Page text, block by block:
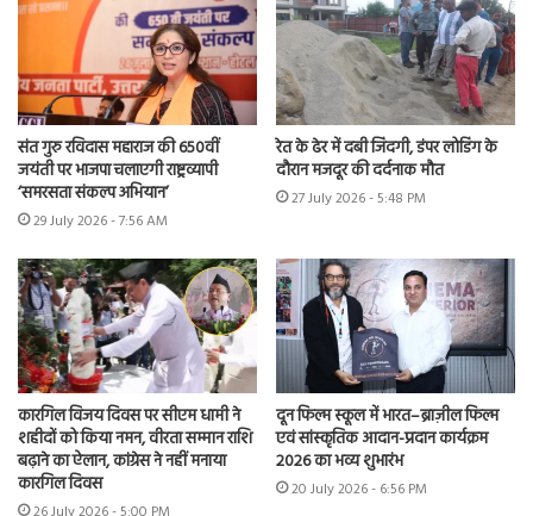
संत गुरु रविदास महाराज की 650वीं
जयंती पर भाजपा चलाएगी राष्ट्रव्यापी
‘समरसता संकल्प अभियान’
29 July 2026 - 7:56 AM
रेत के ढेर में दबी जिंदगी, डंपर लोडिंग के
दौरान मजदूर की दर्दनाक मौत
27 July 2026 - 5:48 PM
कारगिल विजय दिवस पर सीएम धामी ने
शहीदों को किया नमन, वीरता सम्मान राशि
बढ़ाने का ऐलान, कांग्रेस ने नहीं मनाया
कारगिल दिवस
दून फिल्म स्कूल में भारत–ब्राज़ील फिल्म
एवं सांस्कृतिक आदान-प्रदान कार्यक्रम
2026 का भव्य शुभारंभ
20 July 2026 - 6:56 PM